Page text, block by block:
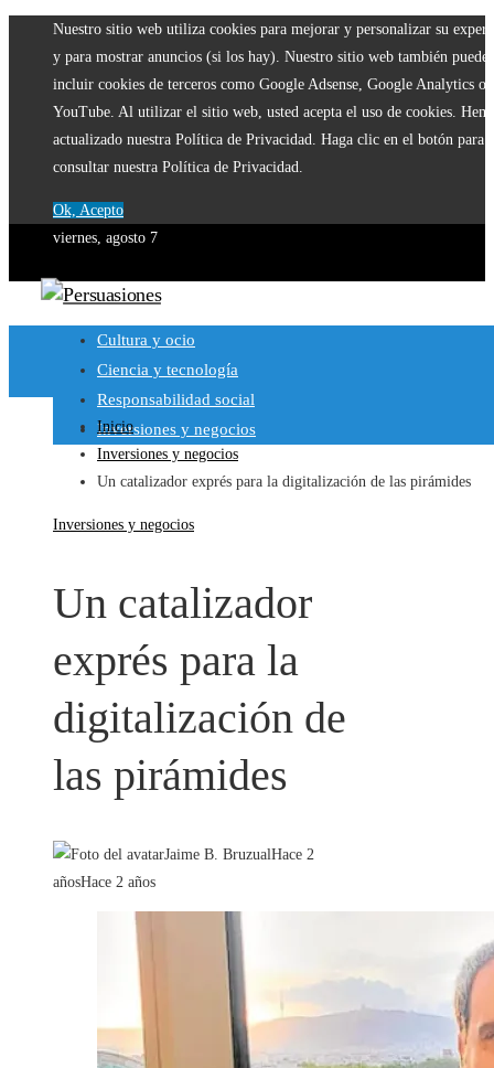
Nuestro sitio web utiliza cookies para mejorar y personalizar su
y para mostrar anuncios (si los hay). Nuestro sitio web también puede
incluir cookies de terceros como Google Adsense, Google Analytics o
YouTube. Al utilizar el sitio web, usted acepta el uso de cookies.
actualizado nuestra Política de Privacidad. Haga clic en el botón para
consultar nuestra Política de Privacidad.
Ok, Acepto
viernes, agosto 7
Cultura y ocio
Ciencia y tecnología
Responsabilidad social
Inversiones y negocios
Inicio
Inversiones y negocios
Un catalizador exprés para la digitalización de las pirámides
Inversiones y negocios
Un catalizador
exprés para la
digitalización de
las pirámides
Jaime B. BruzualHace 2
añosHace 2 años